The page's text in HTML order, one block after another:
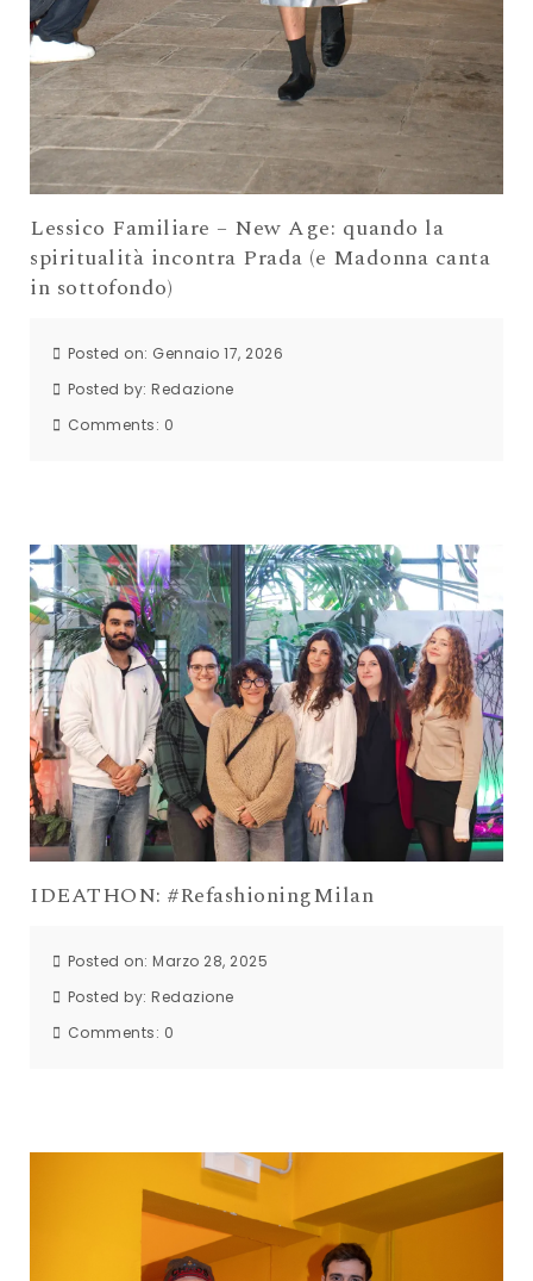
Lessico Familiare – New Age: quando la
spiritualità incontra Prada (e Madonna canta
in sottofondo)
Posted on: Gennaio 17, 2026
Posted by: Redazione
Comments: 0
IDEATHON: #RefashioningMilan
Posted on: Marzo 28, 2025
Posted by: Redazione
Comments: 0